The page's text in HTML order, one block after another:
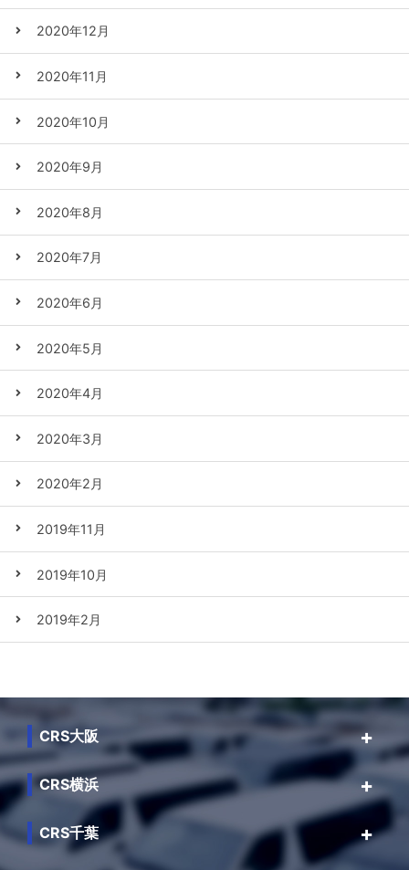
2020年12月
2020年11月
2020年10月
2020年9月
2020年8月
2020年7月
2020年6月
2020年5月
2020年4月
2020年3月
2020年2月
2019年11月
2019年10月
2019年2月
CRS大阪
CRS横浜
CRS千葉